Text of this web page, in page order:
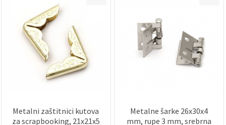
Metalni zaštitnici kutova
za scrapbooking, 21x21x5
Metalne šarke 26x30x4
mm, rupe 3 mm, srebrna